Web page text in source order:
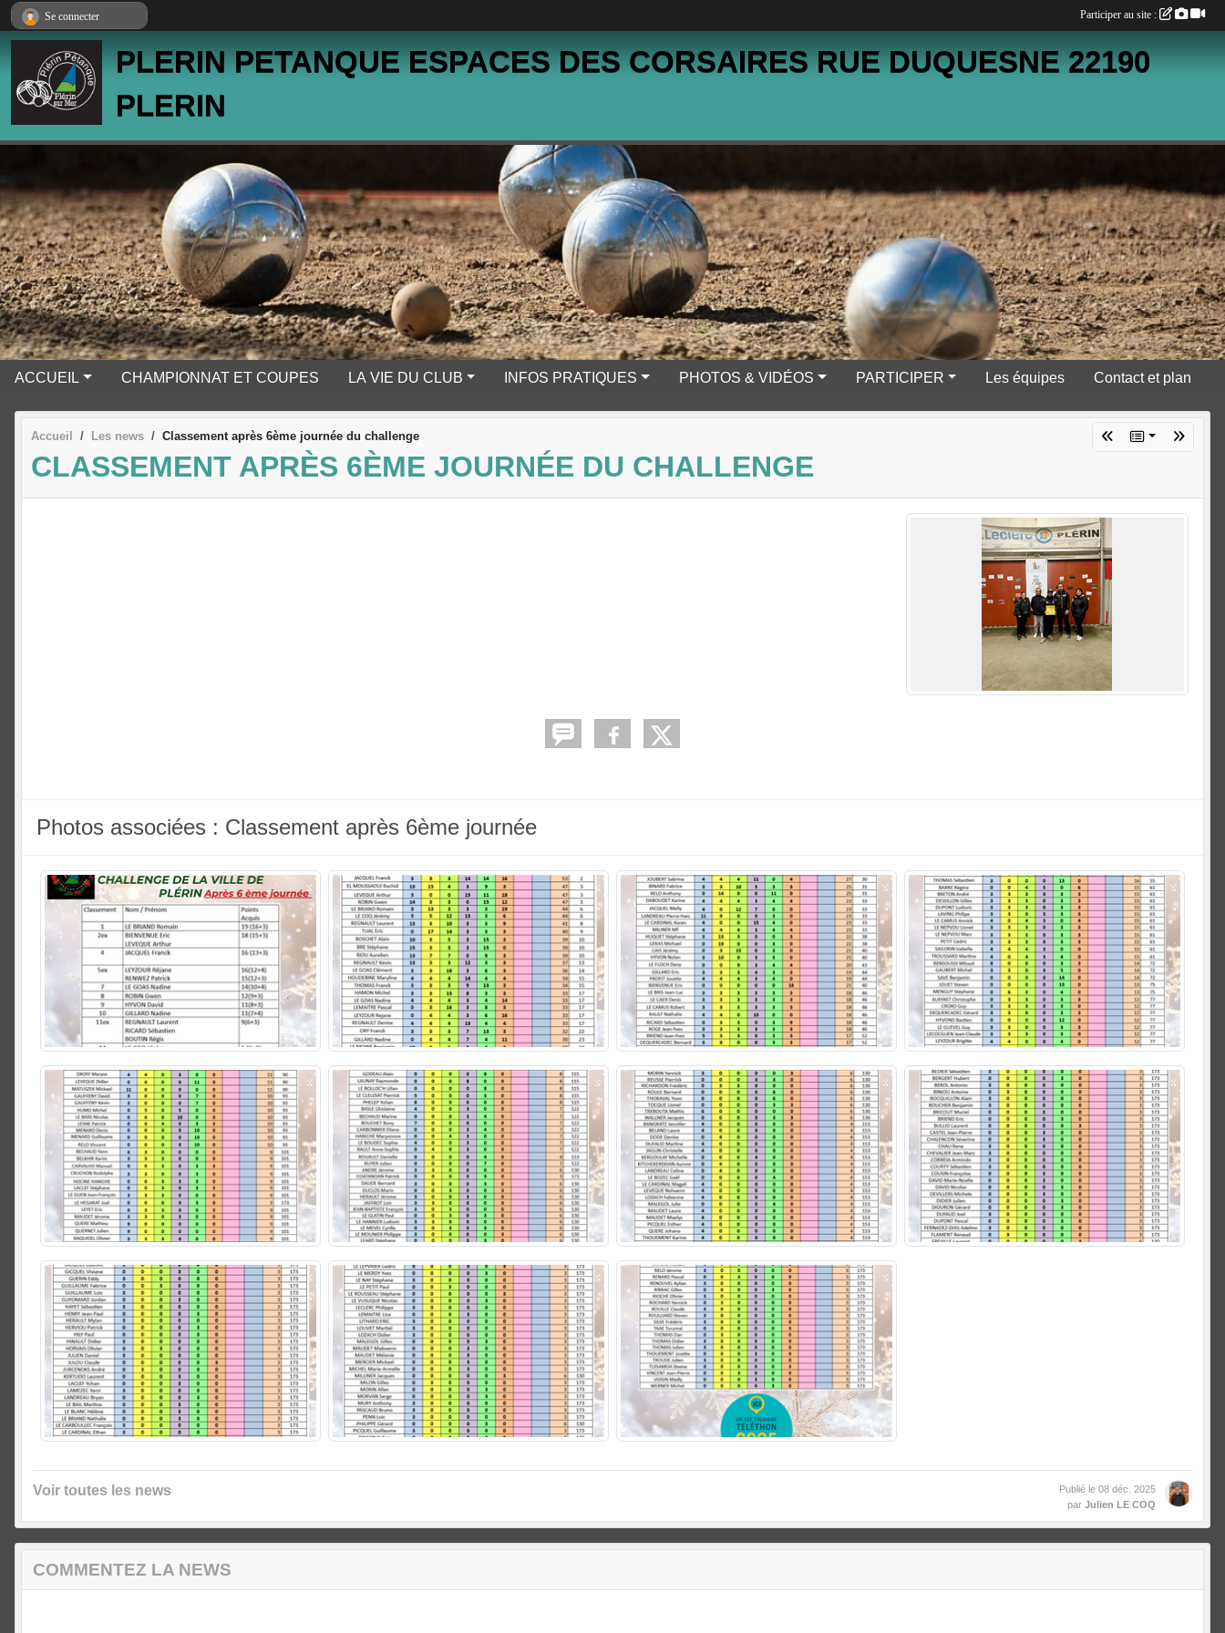
PLERIN PETANQUE ESPACES DES CORSAIRES RUE DUQUESNE 22190
PLERIN
ACCUEIL CHAMPIONNAT ET COUPES LA VIE DU CLUB INFOS PRATIQUES PHOTOS & VIDÉOS PARTICIPER Les équipes Contact et plan
Accueil Les news Classement après 6ème journée du challenge
CLASSEMENT APRÈS 6ÈME JOURNÉE DU CHALLENGE
Photos associées : Classement après 6ème journée
Voir toutes les news Publié le 08 déc. 2025
par Julien LE COQ
COMMENTEZ LA NEWS
Se connecter Participer au site :
Panneau de gestion des cookies